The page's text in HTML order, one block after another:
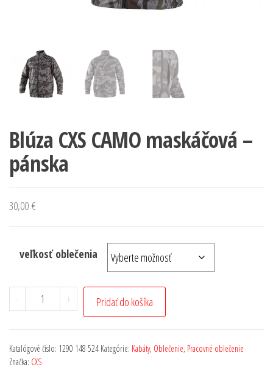
Blúza CXS CAMO maskáčová –
pánska
30,00 €
veľkosť oblečenia
- + Pridať do košíka
Katalógové číslo: 1290 148 524 Kategórie: Kabáty, Oblečenie, Pracovné oblečenie
Značka: CXS